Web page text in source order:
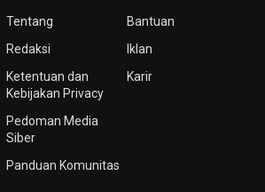
Tentang
Redaksi
Ketentuan dan
Kebijakan Privacy
Pedoman Media
Siber
Panduan Komunitas
Bantuan
Iklan
Karir